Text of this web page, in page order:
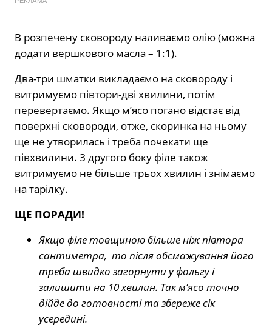
В розпечену сковороду наливаємо олію (можна
додати вершкового масла – 1:1).
Два-три шматки викладаємо на сковороду і
витримуємо півтори-дві хвилини, потім
перевертаємо. Якщо м’ясо погано відстає від
поверхні сковороди, отже, скоринка на ньому
ще не утворилась і треба почекати ще
півхвилини. З другого боку філе також
витримуємо не більше трьох хвилин і знімаємо
на тарілку.
ЩЕ ПОРАДИ!
Якщо філе товщиною більше ніж півтора
сантиметра, то після обсмажування його
треба швидко загорнути у фольгу і
залишити на 10 хвилин. Так м’ясо точно
дійде до готовності та збереже сік
усередині.